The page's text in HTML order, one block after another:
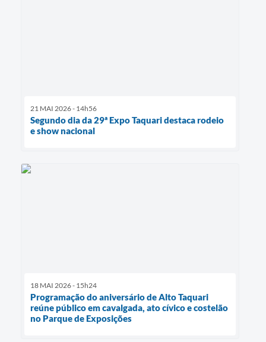
21 MAI 2026 - 14h56
Segundo dia da 29ª Expo Taquari destaca rodeio
e show nacional
18 MAI 2026 - 15h24
Programação do aniversário de Alto Taquari
reúne público em cavalgada, ato cívico e costelão
no Parque de Exposições